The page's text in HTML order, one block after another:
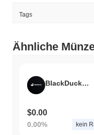
Tags
Ähnliche
BlackDuckrwa
$0.00
0.00% kein